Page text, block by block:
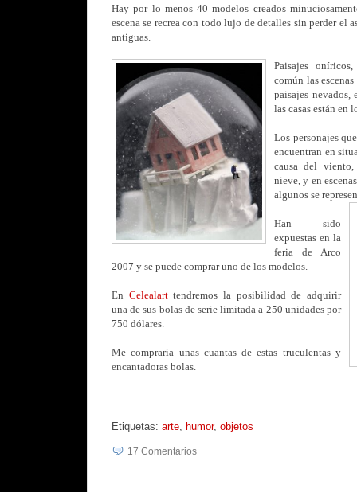
Hay por lo menos 40 modelos creados
escena se recrea con todo lujo de detalles sin perder el
antiguas.
Paisajes
común las
paisajes nevados,
las casas están en
Los personajes
encuentran en
causa del
nieve, y en
algunos se
Han sido
expuestas en la
feria de Arco
2007 y se puede comprar uno de los modelos.
En Celealarttendremos la posibilidad de adquirir
una de sus bolas de serie limitada a 250 unidades por
750 dólares.
Me compraría unas cuantas de estas truculentas y
encantadoras bolas.
Etiquetas: arte humor, objetos
17 Comentarios